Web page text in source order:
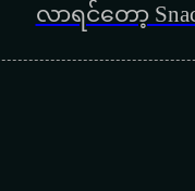
လာရင်တော့